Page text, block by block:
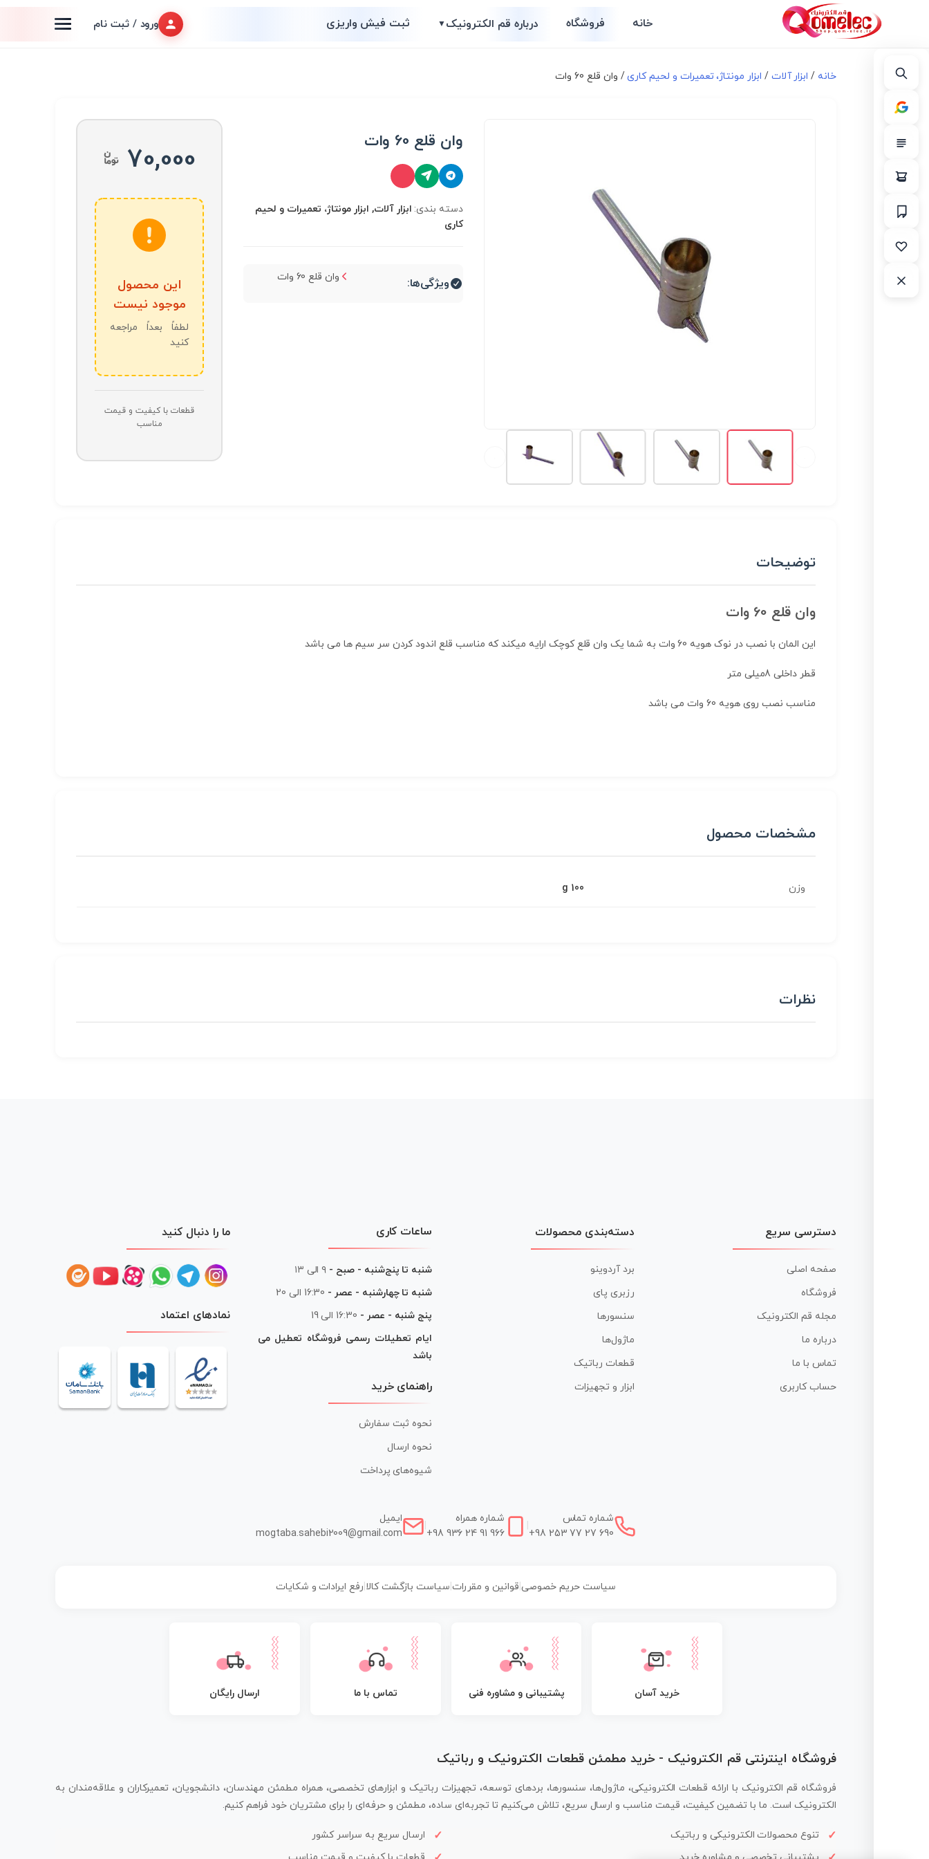
خانه فروشگاه درباره قم الکترونیک▼ ثبت فیش واریزی ورود / ثبت نام
خانه / ابزار آلات / ابزار مونتاژ، تعميرات و لحیم کاری/ وان قلع 60 وات
وان قلع 60 وات
دسته بندی: ابزار آلات, ابزار مونتاژ، تعميرات و لحیم
کاری
ویژگی‌ها: وان قلع 60 وات
70,000
این محصول
موجود نیست
لطفاً بعداً مراجعه
کنید
قطعات با کیفیت و قیمت
مناسب
توضیحات
وان قلع 60 وات
این المان با نصب در نوک هویه 60 وات به شما یک وان قلع کوچک ارایه میکند که مناسب قلع اندود کردن سر سیم ها می باشد
قطر داخلی 8میلی متر
مناسب نصب روی هویه 60 وات می باشد
مشخصات محصول
وزن 100 g
نظرات
دسترسی سریع
صفحه اصلی
فروشگاه
مجله قم الکترونیک
درباره ما
تماس با ما
حساب کاربری
دسته‌بندی محصولات
برد آردوینو
رزبری پای
سنسورها
ماژول‌ها
قطعات رباتیک
ابزار و تجهیزات
ساعات کاری
شنبه تا پنج‌شنبه - صبح - ۹ الی ۱۳
شنبه تا چهارشنبه - عصر - 16:30 الی 20
پنج شنبه - عصر - 16:30 الی 19
ایام تعطیلات رسمی فروشگاه تعطیل می
باشد
راهنمای خرید
نحوه ثبت سفارش
نحوه ارسال
شیوه‌های پرداخت
ما را دنبال کنید
نمادهای اعتماد
شماره تماس
+98 253 77 27 690
شماره همراه
+98 936 24 91 966
ایمیل
mogtaba.sahebi2009@gmail.com
سیاست حریم خصوصی| قوانین و مقررات سیاست بازگشت کالا رفع ایرادات و شکایات
خرید آسان پشتیبانی و مشاوره فنی تماس با ما ارسال رایگان
فروشگاه اینترنتی قم الکترونیک - خرید مطمئن قطعات الکترونیک و رباتیک
فروشگاه قم الکترونیک با ارائه قطعات الکترونیکی، ماژول‌ها، سنسورها، بردهای توسعه، تجهیزات رباتیک و ابزارهای تخصصی، همراه مطمئن مهندسان، دانشجویان، تعمیرکاران و علاقه‌مندان به
الکترونیک است. ما با تضمین کیفیت، قیمت مناسب و ارسال سریع، تلاش می‌کنیم تا تجربه‌ای ساده، مطمئن و حرفه‌ای را برای مشتریان خود فراهم کنیم.
تنوع محصولات الکترونیکی و رباتیک
ارسال سریع به سراسر کشور